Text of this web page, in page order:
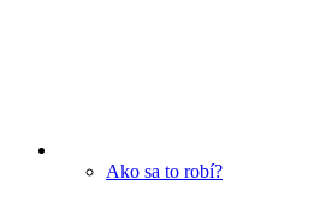
Ako sa to robí?